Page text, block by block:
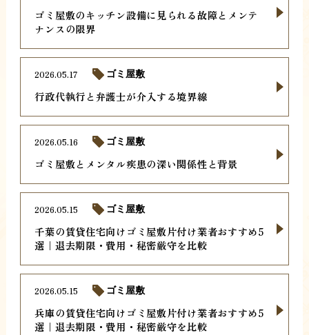
ゴミ屋敷のキッチン設備に見られる故障とメンテ
ナンスの限界
行政代執行と弁護士が介入する境界線
2026.05.17 ゴミ屋敷
ゴミ屋敷とメンタル疾患の深い関係性と背景
2026.05.16 ゴミ屋敷
千葉の賃貸住宅向けゴミ屋敷片付け業者おすすめ5
選｜退去期限・費用・秘密厳守を比較
2026.05.15 ゴミ屋敷
兵庫の賃貸住宅向けゴミ屋敷片付け業者おすすめ5
選｜退去期限・費用・秘密厳守を比較
2026.05.15 ゴミ屋敷